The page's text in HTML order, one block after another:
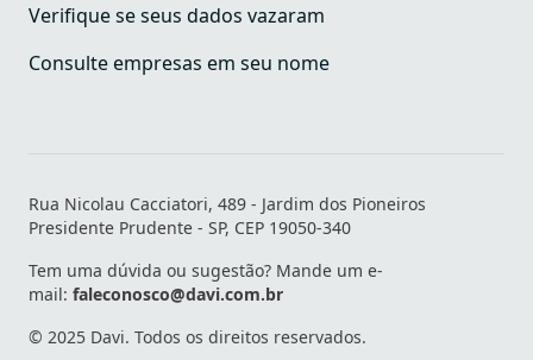
Verifique se seus dados vazaram
Consulte empresas em seu nome
Rua Nicolau Cacciatori, 489 - Jardim dos Pioneiros
Presidente Prudente - SP, CEP 19050-340
Tem uma dúvida ou sugestão? Mande um e-
mail: faleconosco@davi.com.br
© 2025 Davi. Todos os direitos reservados.